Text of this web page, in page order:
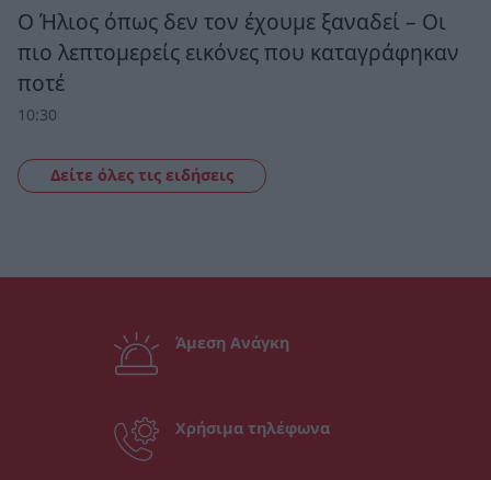
Ο Ήλιος όπως δεν τον έχουμε ξαναδεί – Οι
πιο λεπτομερείς εικόνες που καταγράφηκαν
ποτέ
10:30
Δείτε όλες τις ειδήσεις
Άμεση Ανάγκη
Χρήσιμα τηλέφωνα